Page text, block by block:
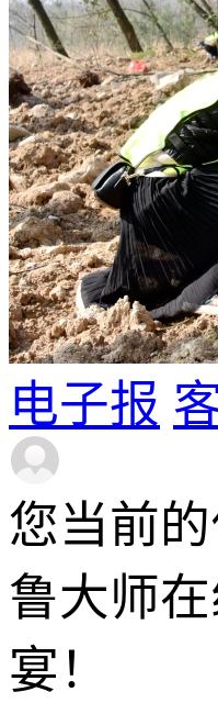
电子报
您当前的
鲁大师
宴！